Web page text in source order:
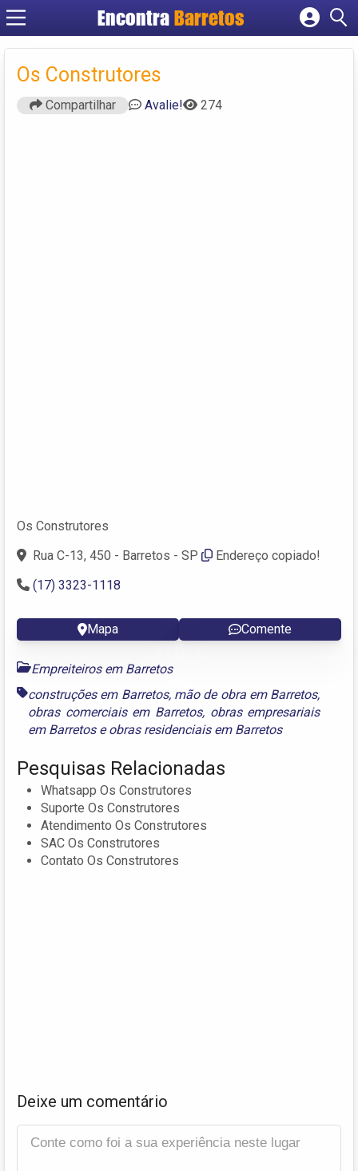
Encontra Barretos
Cadastrar empresa
Os Construtores
Compartilhar Avalie! 274
Os Construtores
Rua C-13, 450 - Barretos - SP
Endereço copiado!
(17) 3323-1118
Mapa Comente
Empreiteiros em Barretos
construções em Barretos, mão de obra em Barretos,
obras comerciais em Barretos, obras empresariais
em Barretoseobras residenciais em Barretos
Pesquisas Relacionadas
Whatsapp Os Construtores
Suporte Os Construtores
Atendimento Os Construtores
SAC Os Construtores
Contato Os Construtores
Deixe um comentário